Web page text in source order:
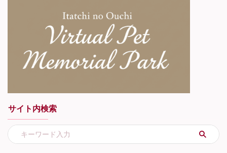
サイト内検索